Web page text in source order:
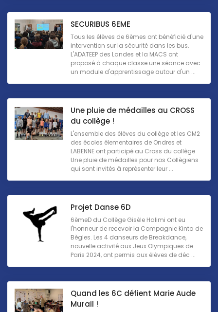
SECURIBUS 6EME
Tous les élèves de 6èmes ont bénéficié d'une
intervention sur la sécurité dans les bus.
L'ADATEEP des Landes et la MACS ont
proposé à chaque classe une séance avec
un module d'apprentissage autour d'un ...
Une pluie de médailles au CROSS
du collège !
L'ensemble des élèves du collège et les CM2
des écoles élementaires de Ondres et
LABENNE ont participé au Cross du collège
Une pluie de médailles pour nos Collègiens
qui sont invités à représenter leur ...
Projet Danse 6D
6èmeD du Collège Gisèle Halimi ont eu
l'honneur de recevoir la Compagnie Kinta de
Bègles. Les 4 danseurs de Breakdance,
nouvelle activité aux Jeux Olympiques de
Paris 2024, ont permis aux élèves de déc ...
Quand les 6C défient Marie Aude
Murail !